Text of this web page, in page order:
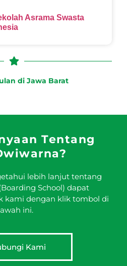
Asrama Swasta
di Jawa Barat
Tentang
lebih lanjut tentang
School) dapat
kami dengan klik tombol di
ini.
Kami